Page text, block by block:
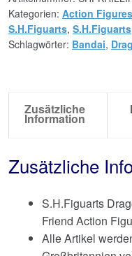
Kategorien: Action Figures
S.H.Figuarts, S.H.Figuarts
Schlagwörter: Bandai,
Zusätzliche
Information
Zusätzliche
S.H.Figuarts
Friend Action
Alle Artikel